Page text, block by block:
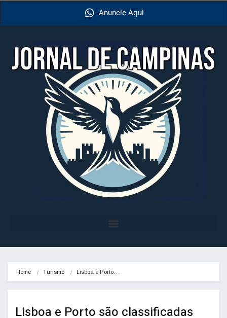
Anuncie Aqui
Home Turismo Lisboa e Porto…
Lisboa e Porto são classificadas